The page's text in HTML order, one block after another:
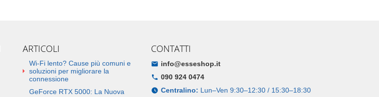
ARTICOLI
Wi-Fi lento? Cause più comuni e
soluzioni per migliorare la
connessione
GeForce RTX 5000: La Nuova
CONTATTI
info@esseshop.it
090 924 0474
Centralino: Lun–Ven 9:30–12:30 / 15:30–18:30